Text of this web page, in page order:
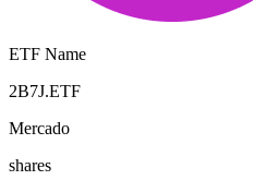
ETF Name
2B7J.ETF
Mercado
shares